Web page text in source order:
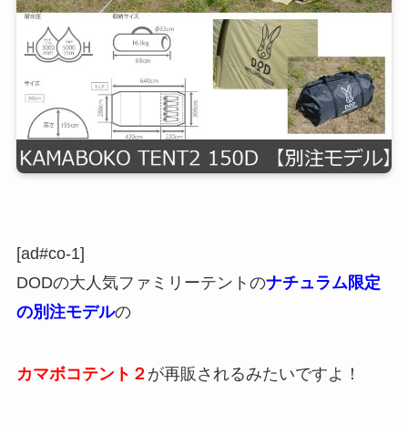
[ad#co-1]
DODの大人気ファミリーテントのナチュラム限定
の別注モデルの
カマボコテント２ が再販されるみたいですよ！